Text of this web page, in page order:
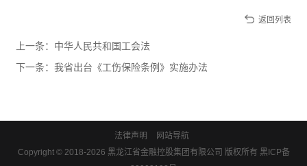
上一条：中华人民共和国工会法
下一条：我省出台《工伤保险条例》实施办法
返回列表
法律声明
网站导航
Copyright © 2018-2026 黑龙江省金融控股集团有限公司 版权所有 黑ICP备